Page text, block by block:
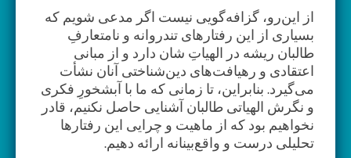
از این‌رو، گزافه‌گویی نیست اگر مدعی شویم که
بسیاری از این رفتارهای تندروانه و نامتعارفِ
طالبان ریشه در الهیاتِ شان دارد و از مبانی
اعتقادی و رهیافت‌های دین‌شناختی آنان نشأت
می‌گیرد. بنابراین، تا زمانی که ما با آبشخورِ فکری
و نگرش الهیاتی طالبان آشنایی حاصل نکنیم، قادر
نخواهیم بود که از ماهیت و چرایی این رفتارها
تحلیلی درست و واقع‌بینانه ارائه دهیم.